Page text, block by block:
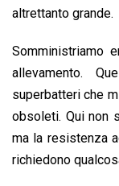
altrettanto grande.
Somministriamo
allevamento.
superbatteri che
obsoleti. Qui non
ma la resistenza
richiedono